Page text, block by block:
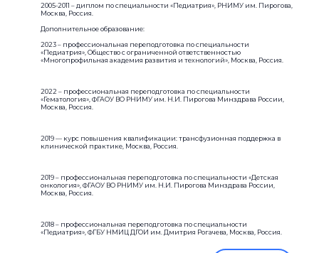
2005-2011 – диплом по специальности «Педиатрия», РНИМУ им. Пирогова,
Москва, Россия.
Дополнительное образование:
2023 – профессиональная переподготовка по специальности
«Педиатрия», Общество с ограниченной ответственностью
«Многопрофильная академия развития и технологий», Москва, Россия.
2022 – профессиональная переподготовка по специальности
«Гематология», ФГАОУ ВО РНИМУ им. Н.И. Пирогова Минздрава России,
Москва, Россия.
2019 — курс повышения квалификации: трансфузионная поддержка в
клинической практике, Москва, Россия.
2019 – профессиональная переподготовка по специальности «Детская
онкология», ФГАОУ ВО РНИМУ им. Н.И. Пирогова Минздрава России,
Москва, Россия.
2018 – профессиональная переподготовка по специальности
«Педиатрия», ФГБУ НМИЦ ДГОИ им. Дмитрия Рогачева, Москва, Россия.